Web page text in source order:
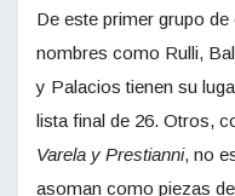
De este primer grupo
nombres como Rulli,
y Palacios tienen su
lista final de 26. Otros,
Varela y Prestianni, no
asoman como piezas